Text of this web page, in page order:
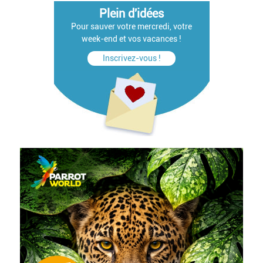
Plein d'idées
Pour sauver votre mercredi, votre
week-end et vos vacances !
Inscrivez-vous !